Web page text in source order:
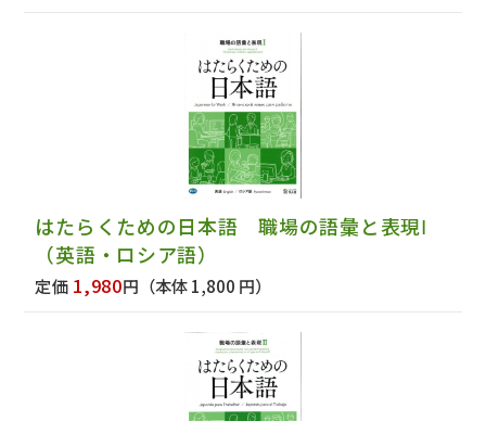
はたらくための日本語 職場の語彙と表現Ⅰ
（英語・ロシア語）
定価 1,980円 （本体 1,800 円）